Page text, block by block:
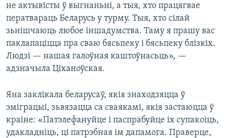
не актывісты ў выгнаньні, а тыя, хто працягвае
ператвараць Беларусь у турму. Тыя, хто сілай
зьнішчаюць любое іншадумства. Таму я прашу вас
паклапаціцца пра сваю бясьпеку і бясьпеку блізкіх.
Людзі — нашая галоўная каштоўнасьць», —
адзначыла Ціханоўская.
Яна заклікала беларусаў, якія знаходзяцца ў
эміграцыі, зьвязацца са сваякамі, якія застаюцца ў
краіне: «Патэлефануйце і паспрабуйце іх супакоіць,
удакладніць, ці патрэбная ім дапамога. Праверце,